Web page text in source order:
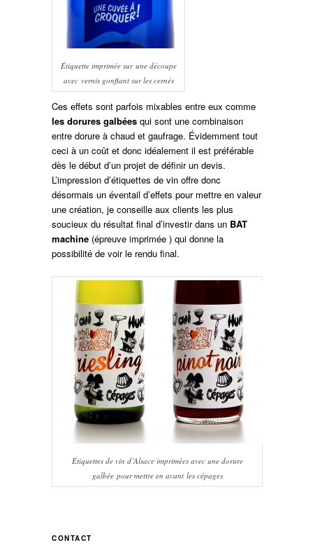
Étiquette imprimée sur une découpe
avec vernis gonflant sur les cernés
Ces effets sont parfois mixables entre eux comme
les dorures galbées qui sont une combinaison
entre dorure à chaud et gaufrage. Évidemment tout
ceci à un coût et donc idéalement il est préférable
dès le début d’un projet de définir un devis.
L’impression d’étiquettes de vin offre donc
désormais un éventail d’effets pour mettre en valeur
une création, je conseille aux clients les plus
soucieux du résultat final d’investir dans un BAT
machine (épreuve imprimée ) qui donne la
possibilité de voir le rendu final.
Étiquettes de vin d’Alsace imprimées avec une dorure
galbée pour mettre en avant les cépages
CONTACT